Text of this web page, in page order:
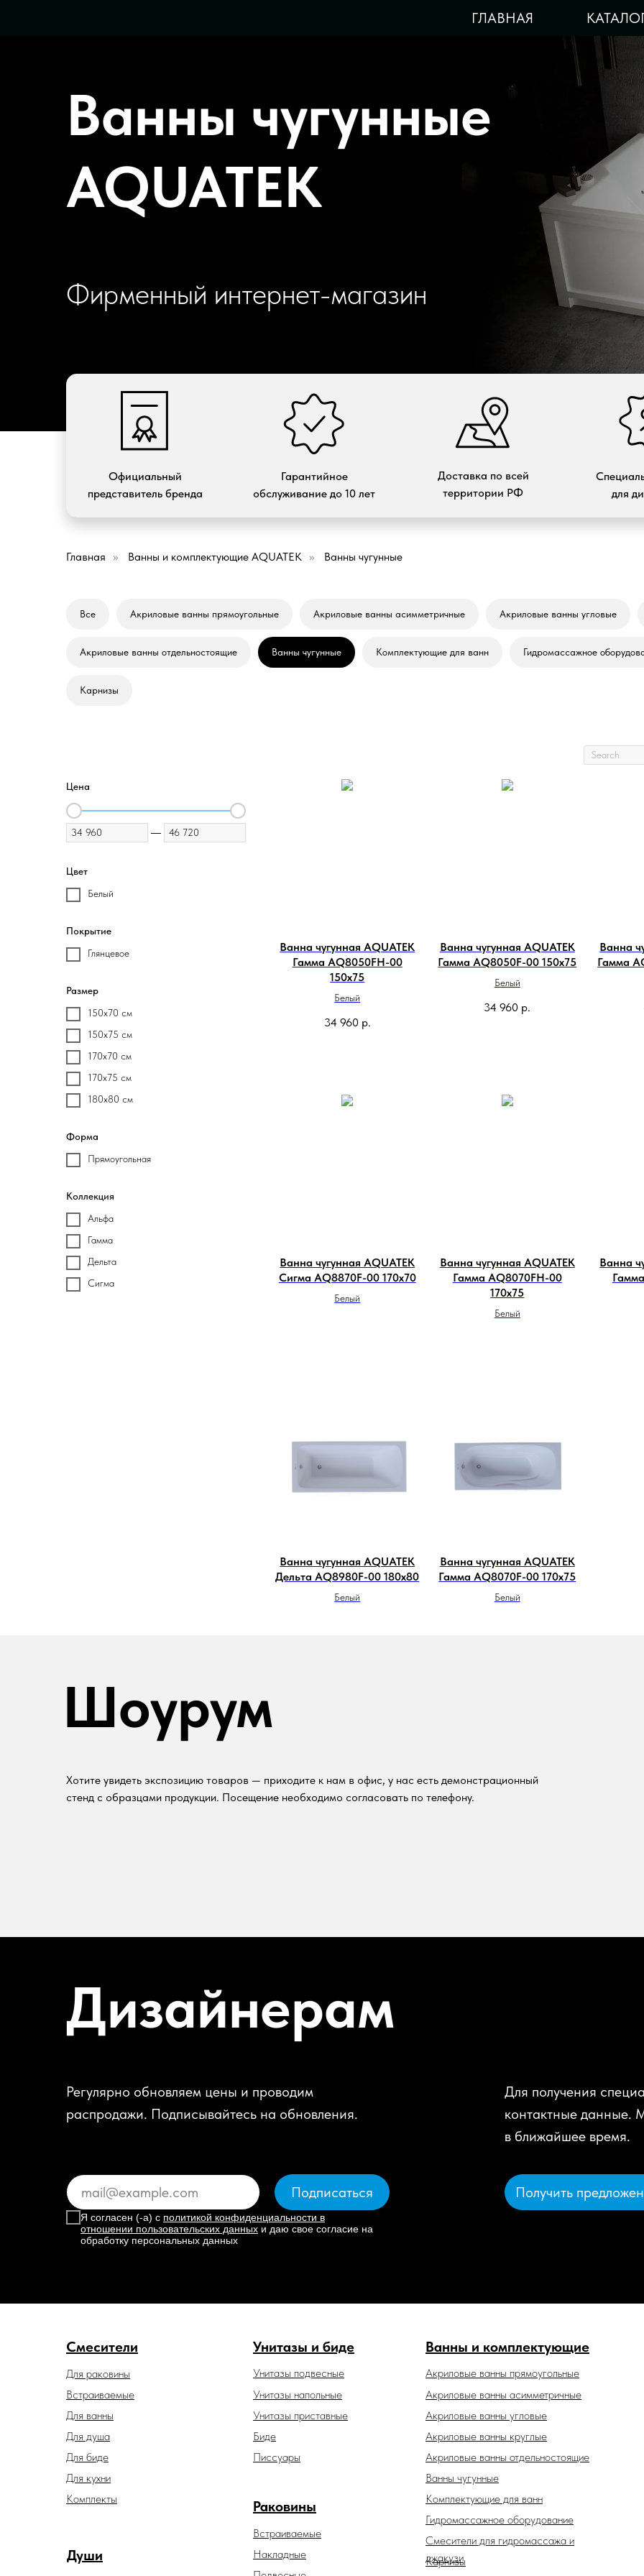
ГЛАВНАЯ
Ванны чугунные
AQUATEK
Фирменный интернет-магазин
Официальный
представитель бренда
Доставка по всей
территории РФ
Гарантийное
обслуживание до 10 лет
для
Главная » Ванны и комплектующие AQUATEK » Ванны чугунные
Все Акриловые ванны прямоугольные Акриловые ванны асимметричные Акриловые ванны угловые
Акриловые ванны отдельностоящие Ванны чугунные Комплектующие для ванн Гидромассажное
Карнизы
Цена
—
Цвет
Белый
Покрытие
Глянцевое
Размер
150х70 см
150х75 см
170х70 см
170х75 см
180х80 см
Форма
Прямоугольная
Коллекция
Альфа
Гамма
Дельта
Сигма
Ванна чугунная AQUATEK
Гамма AQ8050FH-00
150х75
Белый
34 960 р.
Ванна чугунная AQUATEK
Гамма AQ8050F-00 150х75
Белый
34 960 р.
Ванна
Гамма
Ванна чугунная AQUATEK
Сигма AQ8870F-00 170х70
Белый
Ванна чугунная AQUATEK
Гамма AQ8070FH-00
170х75
Белый
Ванна
Ванна чугунная AQUATEK
Дельта AQ8980F-00 180х80
Белый
Ванна чугунная AQUATEK
Гамма AQ8070F-00 170х75
Белый
Шоурум
Хотите увидеть экспозицию товаров — приходите к нам в офис, у нас есть демонстрационный
стенд с образцами продукции. Посещение необходимо согласовать по телефону.
Дизайнерам
Регулярно обновляем цены и проводим
распродажи. Подписывайтесь на обновления.
Я согласен (-а) с политикой конфиденциальности в
отношении пользовательских данных и даю свое согласие на
обработку персональных данных
Подписаться
Для получения
контактные данные.
в ближайшее время.
Получить
Смесители
Души
Унитазы и биде
Унитазы подвесные
Унитазы напольные
Унитазы приставные
Раковины
Встраиваемые
Накладные
Встраиваемые
Для биде
Для ванны
Для душа
Для раковины
Для кухни
Ванны и комплектующие
Акриловые ванны прямоугольные
Биде
Акриловые ванны отдельностоящие
Акриловые ванны асимметричные
Акриловые ванны угловые
Акриловые ванны круглые
Ванны чугунные
Комплектующие для ванн
Гидромассажное оборудование
Смесители для гидромассажа и
джакузи
Карнизы
Комплекты
Писсуары